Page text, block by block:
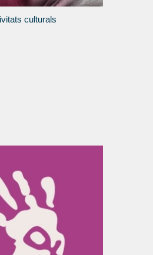
culturals